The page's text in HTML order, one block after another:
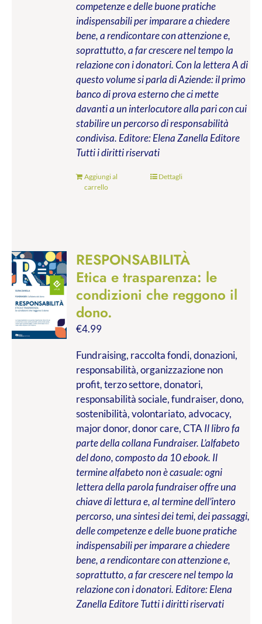
competenze e delle buone pratiche
indispensabili per imparare a chiedere
bene, a rendicontare con attenzione e,
soprattutto, a far crescere nel tempo la
relazione con i donatori. Con la lettera A di
questo volume si parla di Aziende: il primo
banco di prova esterno che ci mette
davanti a un interlocutore alla pari con cui
stabilire un percorso di responsabilità
condivisa. Editore: Elena Zanella Editore
Tutti i diritti riservati
Aggiungi al
carrello
Dettagli
RESPONSABILITÀ
Etica e trasparenza: le
condizioni che reggono il
dono.
€4.99
Fundraising, raccolta fondi, donazioni,
responsabilità, organizzazione non
profit, terzo settore, donatori,
responsabilità sociale, fundraiser, dono,
sostenibilità, volontariato, advocacy,
major donor, donor care, CTA Il libro fa
parte della collana Fundraiser. L’alfabeto
del dono, composto da 10 ebook. Il
termine alfabeto non è casuale: ogni
lettera della parola fundraiser offre una
chiave di lettura e, al termine dell’intero
percorso, una sintesi dei temi, dei passaggi,
delle competenze e delle buone pratiche
indispensabili per imparare a chiedere
bene, a rendicontare con attenzione e,
soprattutto, a far crescere nel tempo la
relazione con i donatori. Editore: Elena
Zanella EditoreTutti i diritti riservati